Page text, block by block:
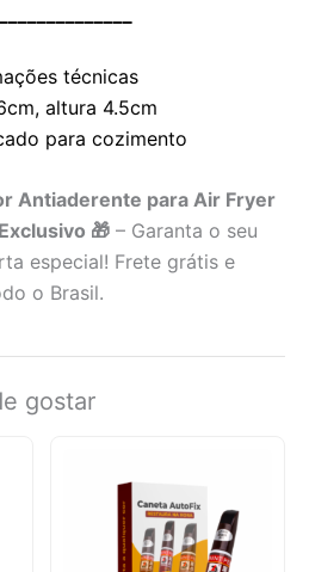
técnicas
altura 4.5cm
para cozimento
Antiaderente para Air Fryer
🎁 – Garanta o seu
especial! Frete grátis e
o Brasil.
gostar